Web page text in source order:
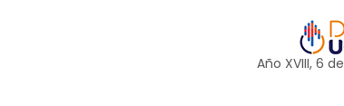
Año XVIII, 6 de